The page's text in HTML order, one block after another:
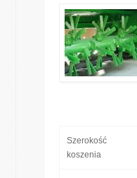
Szerokość
koszenia